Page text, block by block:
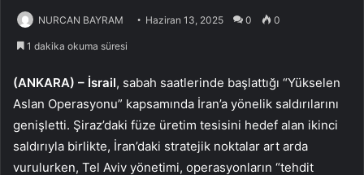
NURCAN BAYRAM Haziran 13, 2025 0 0
1 dakika okuma süresi
(ANKARA) – İsrail, sabah saatlerinde başlattığı “Yükselen
Aslan Operasyonu” kapsamında İran’a yönelik saldırılarını
genişletti. Şiraz’daki füze üretim tesisini hedef alan ikinci
saldırıyla birlikte, İran’daki stratejik noktalar art arda
vurulurken, Tel Aviv yönetimi, operasyonların “tehdit